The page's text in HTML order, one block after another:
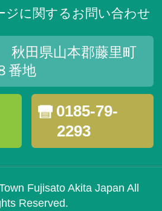
ジに関するお問い合わせ
秋田県山本郡藤里町
番地
0185-79-
2293
Fujisato Akita Japan All
Reserved.